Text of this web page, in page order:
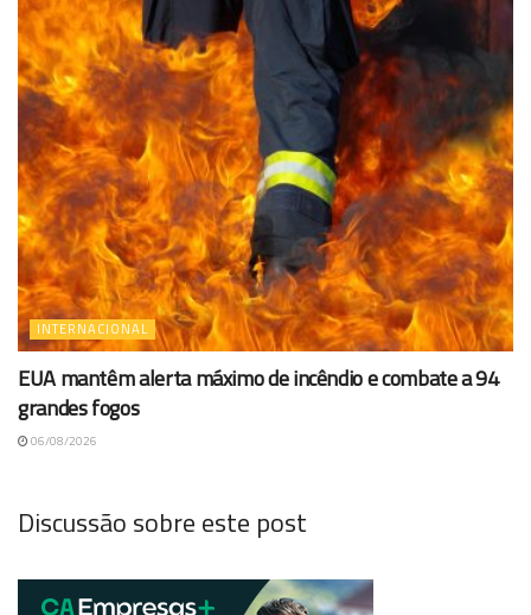
INTERNACIONAL
EUA mantêm alerta máximo de incêndio e combate a 94
grandes fogos
06/08/2026
Discussão sobre este post